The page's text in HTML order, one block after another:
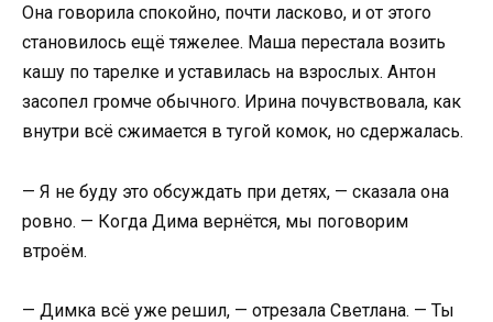
Она говорила спокойно, почти ласково, и от этого
становилось ещё тяжелее. Маша перестала возить
кашу по тарелке и уставилась на взрослых. Антон
засопел громче обычного. Ирина почувствовала, как
внутри всё сжимается в тугой комок, но сдержалась.
— Я не буду это обсуждать при детях, — сказала она
ровно. — Когда Дима вернётся, мы поговорим
втроём.
— Димка всё уже решил, — отрезала Светлана. — Ты